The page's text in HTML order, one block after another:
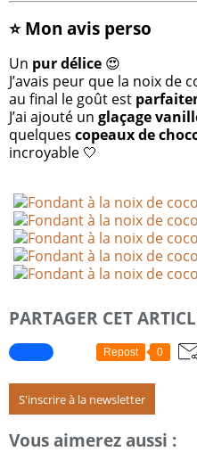
⭐ Mon avis perso
Un pur délice 😍
J’avais peur que la noix de
au final le goût est
J’ai ajouté un glaçage
quelques copeaux de
incroyable 🤍
PARTAGER CET
Repost 0
S'inscrire à la newsletter
Vous aimerez aussi :